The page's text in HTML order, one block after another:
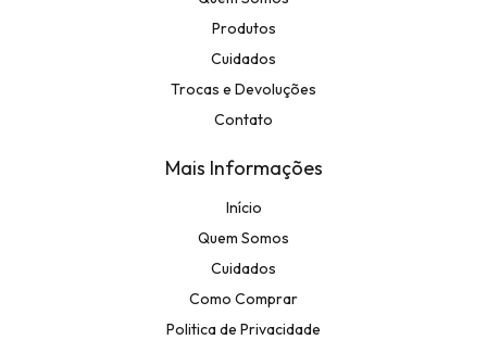
Produtos
Cuidados
Trocas e Devoluções
Contato
Mais Informações
Início
Quem Somos
Cuidados
Como Comprar
Politica de Privacidade